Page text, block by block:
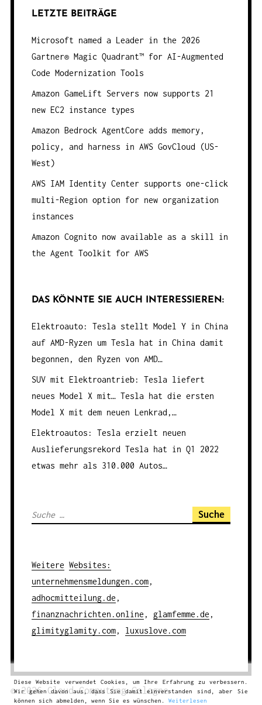
LETZTE BEITRÄGE
Microsoft named a Leader in the 2026
Gartner® Magic Quadrant™ for AI-Augmented
Code Modernization Tools
Amazon GameLift Servers now supports 21
new EC2 instance types
Amazon Bedrock AgentCore adds memory,
policy, and harness in AWS GovCloud (US-
West)
AWS IAM Identity Center supports one-click
multi-Region option for new organization
instances
Amazon Cognito now available as a skill in
the Agent Toolkit for AWS
DAS KÖNNTE SIE AUCH INTERESSIEREN:
Elektroauto: Tesla stellt Model Y in China
auf AMD-Ryzen umTesla hat in China damit
begonnen, den Ryzen von AMD…
SUV mit Elektroantrieb: Tesla liefert
neues Model X mit…Tesla hat die ersten
Model X mit dem neuen Lenkrad,…
Elektroautos: Tesla erzielt neuen
Auslieferungsrekord Tesla hat in Q1 2022
etwas mehr als 310.000 Autos…
S
h
e
n
a
c
Weitere Websites :
unternehmensmeldungen.com,
adhocmitteilung.de ,
finanznachrichten.online , glamfemme.de ,
glimityglamity.com, luxuslove.com
© 2026Cloud ComputingCologne
Diese Website verwendet Cookies, um Ihre Erfahrung zu verbessern.
Wir gehen davon aus, dass Sie damit einverstanden sind, aber Sie
können sich abmelden, wenn Sie es wünschen. Weiterlesen